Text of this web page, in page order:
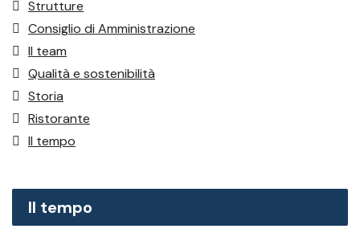
Strutture
Consiglio di Amministrazione
Il team
Qualità e sostenibilità
Storia
Ristorante
Il tempo
Il tempo